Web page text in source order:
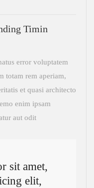
Timin
error voluptatem
totam rem aperiam,
et quasi architecto
enim ipsam
aut odit
sit amet,
elit,